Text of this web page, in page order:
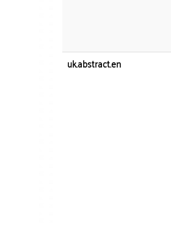
uk.abstract.en